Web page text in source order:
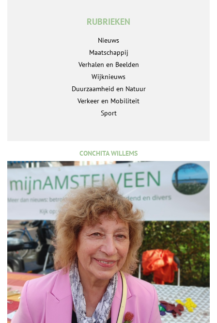
RUBRIEKEN
Nieuws
Maatschappij
Verhalen en Beelden
Wijknieuws
Duurzaamheid en Natuur
Verkeer en Mobiliteit
Sport
CONCHITA WILLEMS